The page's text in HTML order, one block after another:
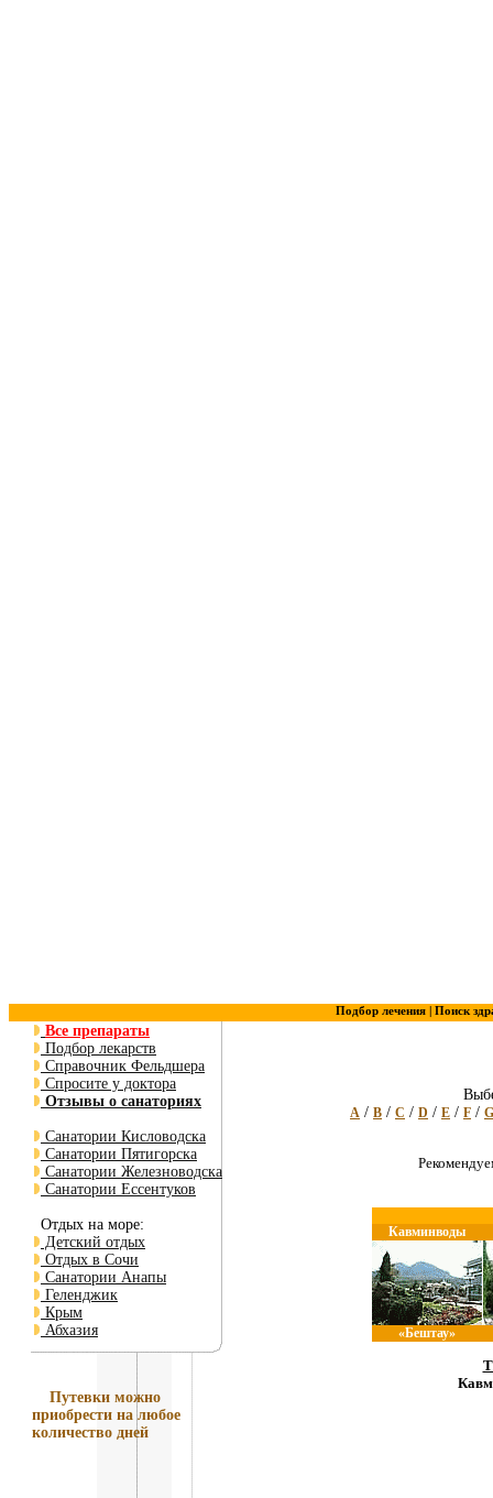
Подбор лечения | Поиск
Все препараты
Подбор лекарств
Справочник Фельдшера
Спросите у доктора
Отзывы о санаториях
Санатории Кисловодска
Санатории Пятигорска
Санатории Железноводска
Санатории Ессентуков
Отдых на море:
Детский отдых
Отдых в Сочи
Санатории Анапы
Геленджик
Крым
Абхазия
Путевки можно
приобрести на любое
количество дней
A / B / C / D / E / F / G
Кавминводы
«Бештау»